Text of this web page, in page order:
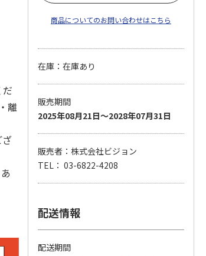
ルソーラー
Ｗ
WiFiレンタル 30日
プラン WiMAX 無制
限(モバイ…
5.0（2）
6,180円
〈ＢＬＵＥＴＴＩ〉
ポータブル電源（Ａ
Ｃ６０Ｐ）
129,800円
離
商品についてのお問い合わせはこちら
在庫：在庫あり
販売期間
2025年08月21日～2028年07月31日
販売者：株式会社ビジョン
TEL： 03-6822-4208
配送情報
配送期間